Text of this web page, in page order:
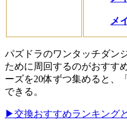
メ
パズドラのワンタッチダン
ために周回するのがおすす
ーズを20体ずつ集めると、「
できる。
▶︎交換おすすめランキング